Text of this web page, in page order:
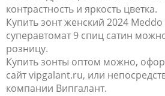
контрастность и яркость цветка.
Купить зонт женский 2024
суперавтомат 9 спиц сатин
розницу.
Купить зонты оптом можно,
сайт vipgalant.ru, или
компании Випгалант.